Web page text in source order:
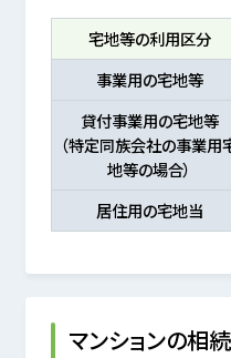
宅地等の利用区分
事業用の宅地等
貸付事業用の宅地等
（特定同族会社の事業用
地等の場合）
居住用の宅地当
マンションの相